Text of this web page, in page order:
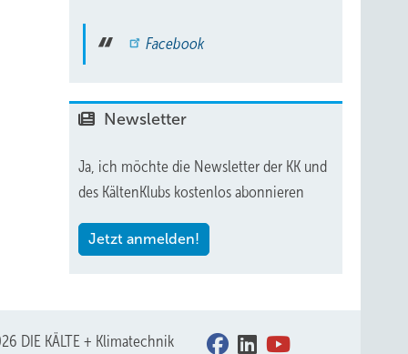
Facebook
Newsletter
Ja, ich möchte die Newsletter der KK und
des KältenKlubs kostenlos abonnieren
Jetzt anmelden!
DIE KÄLTE + Klimatechnik